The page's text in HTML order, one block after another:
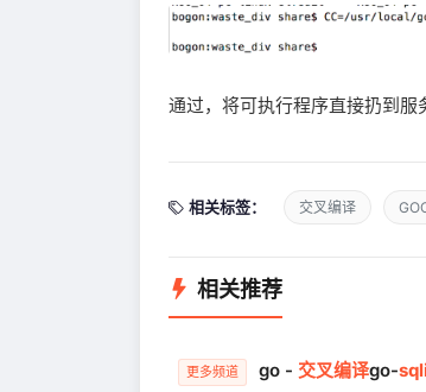
通过，将可执行程序直接扔到服
相关标签： 交叉编译
相关推荐
更多频道 go - 交叉编译go-